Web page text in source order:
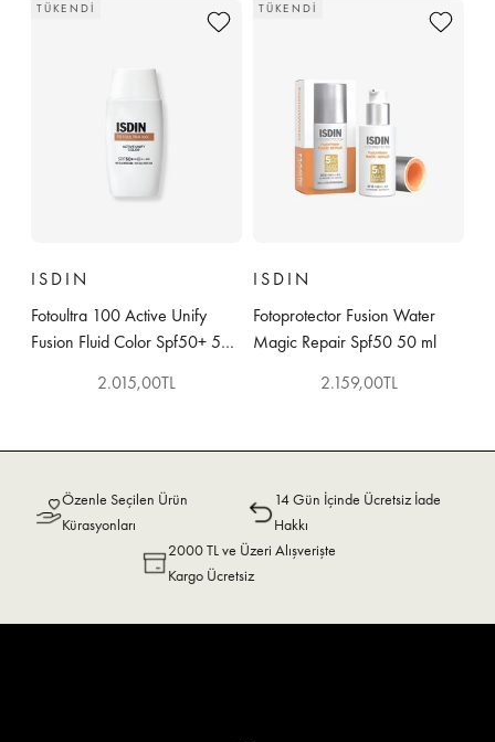
TÜKENDI
ISDIN
Fotoultra 100 Active Unify
Fusion Fluid Color Spf50+ 50
İndirimli fiyat
2.015,00TL
TÜKENDI
ISDIN
Fotoprotector Fusion Water
Magic Repair Spf50 50 ml
İndirimli fiyat
2.159,00TL
Özenle Seçilen Ürün
Kürasyonları
14 Gün İçinde Ücretsiz İade
Hakkı
2000 TL ve Üzeri Alışverişte
Kargo Ücretsiz